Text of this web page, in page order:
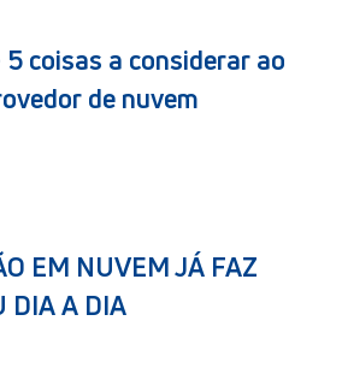
coisas a considerar ao
de nuvem
EM NUVEM JÁ FAZ
DIA A DIA